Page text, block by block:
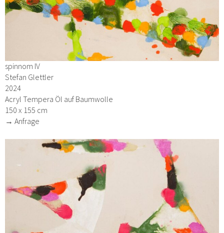
spinnom IV
Stefan Glettler
2024
Acryl Tempera Öl auf Baumwolle
150 x 155 cm
→ Anfrage